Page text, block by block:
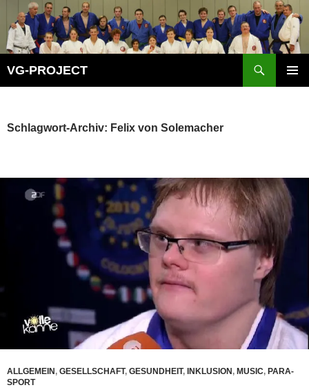
Inhalt
springen
VG-PROJECT
Schlagwort-Archiv: Felix von Solemacher
ALLGEMEIN , GESELLSCHAFT, GESUNDHEIT, INKLUSION , MUSIC, PARA-
SPORT